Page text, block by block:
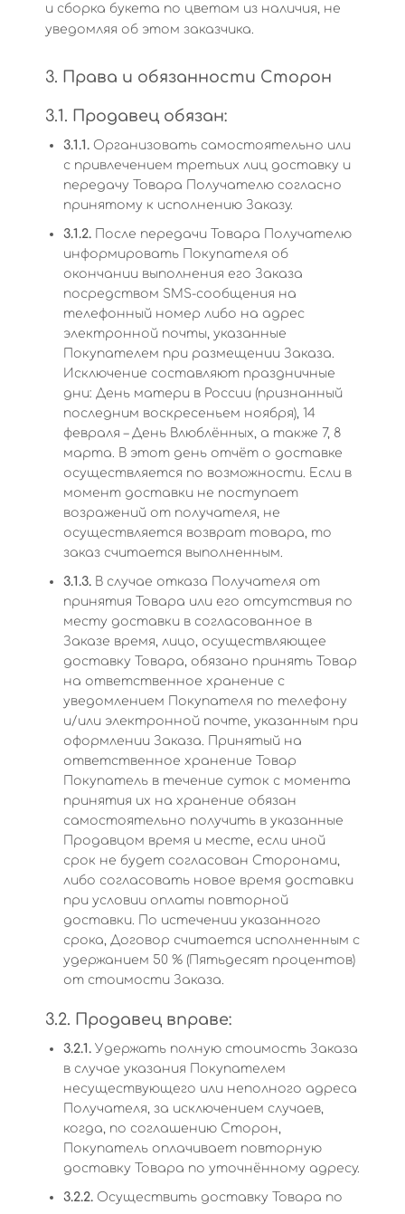
и сборка букета по цветам из наличия, не
уведомляя об этом заказчика.
3. Права и обязанности Сторон
3.1. Продавец обязан:
3.1.1. Организовать самостоятельно или
с привлечением третьих лиц доставку и
передачу Товара Получателю согласно
принятому к исполнению Заказу.
3.1.2. После передачи Товара Получателю
информировать Покупателя об
окончании выполнения его Заказа
посредством SMS-сообщения на
телефонный номер либо на адрес
электронной почты, указанные
Покупателем при размещении Заказа.
Исключение составляют праздничные
дни: День матери в России (признанный
последним воскресеньем ноября), 14
февраля – День Влюблённых, а также 7, 8
марта. В этот день отчёт о доставке
осуществляется по возможности. Если в
момент доставки не поступает
возражений от получателя, не
осуществляется возврат товара, то
заказ считается выполненным.
3.1.3. В случае отказа Получателя от
принятия Товара или его отсутствия по
месту доставки в согласованное в
Заказе время, лицо, осуществляющее
доставку Товара, обязано принять Товар
на ответственное хранение с
уведомлением Покупателя по телефону
и/или электронной почте, указанным при
оформлении Заказа. Принятый на
ответственное хранение Товар
Покупатель в течение суток с момента
принятия их на хранение обязан
самостоятельно получить в указанные
Продавцом время и месте, если иной
срок не будет согласован Сторонами,
либо согласовать новое время доставки
при условии оплаты повторной
доставки. По истечении указанного
срока, Договор считается исполненным с
удержанием 50 % (Пятьдесят процентов)
от стоимости Заказа.
3.2. Продавец вправе:
3.2.1. Удержать полную стоимость Заказа
в случае указания Покупателем
несуществующего или неполного адреса
Получателя, за исключением случаев,
когда, по соглашению Сторон,
Покупатель оплачивает повторную
доставку Товара по уточнённому адресу.
3.2.2. Осуществить доставку Товара по